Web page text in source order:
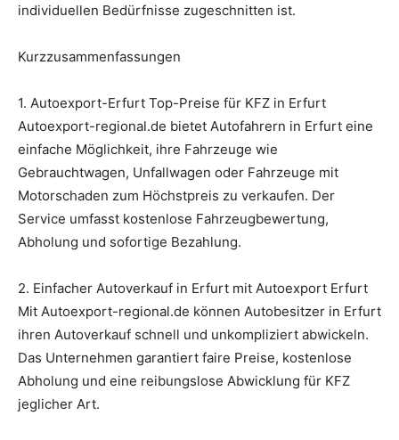
individuellen Bedürfnisse zugeschnitten ist.
Kurzzusammenfassungen
1. Autoexport-Erfurt Top-Preise für KFZ in Erfurt
Autoexport-regional.de bietet Autofahrern in Erfurt eine
einfache Möglichkeit, ihre Fahrzeuge wie
Gebrauchtwagen, Unfallwagen oder Fahrzeuge mit
Motorschaden zum Höchstpreis zu verkaufen. Der
Service umfasst kostenlose Fahrzeugbewertung,
Abholung und sofortige Bezahlung.
2. Einfacher Autoverkauf in Erfurt mit Autoexport Erfurt
Mit Autoexport-regional.de können Autobesitzer in Erfurt
ihren Autoverkauf schnell und unkompliziert abwickeln.
Das Unternehmen garantiert faire Preise, kostenlose
Abholung und eine reibungslose Abwicklung für KFZ
jeglicher Art.